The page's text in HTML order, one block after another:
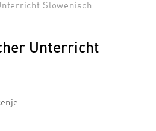
Slowenisch
Unterricht